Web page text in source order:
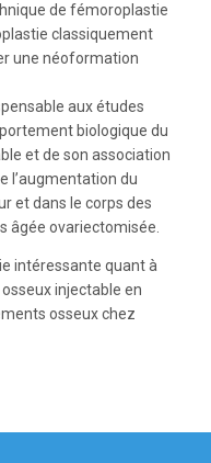
de fémoroplastie
classiquement
une néoformation
aux études
biologique du
et de son association
l’augmentation du
et dans le corps des
âgée ovariectomisée.
intéressante quant à
injectable en
osseux chez